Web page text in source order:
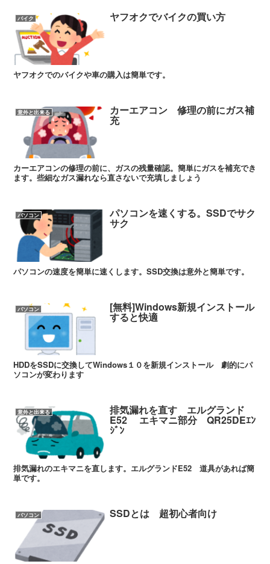
バイク ヤフオクでバイクの買い方
ヤフオクでのバイクや車の購入は簡単です。
意外と出来る カーエアコン 修理の前にガス補
充
カーエアコンの修理の前に、ガスの残量確認。簡単にガスを補充でき
ます。些細なガス漏れなら直さないで充填しましょう
パソコン パソコンを速くする。SSDでサク
サク
パソコンの速度を簡単に速くします。SSD交換は意外と簡単です。
パソコン [無料]Windows新規インストール
すると快適
HDDをSSDに交換してWindows１０を新規インストール 劇的にパ
ソコンが変わります
意外と出来る 排気漏れを直す エルグランド
E52 エキマニ部分 QR25DEｴﾝ
ｼﾞﾝ
排気漏れのエキマニを直します。エルグランドE52 道具があれば簡
単です。
パソコン SSDとは 超初心者向け